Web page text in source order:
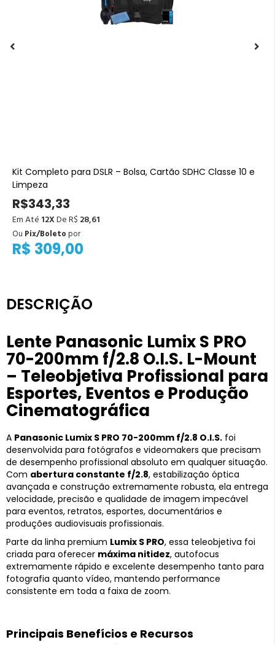
Kit Completo para DSLR – Bolsa, Cartão SDHC Classe 10 e
Limpeza
R$343,33
Em Até 12XDe R$ 28,61
R$ 309,00
Ou Pix/Boletopor
DESCRIÇÃO
Lente Panasonic Lumix S PRO
70-200mm f/2.8 O.I.S. L-Mount
– Teleobjetiva Profissional para
Esportes, Eventos e Produção
Cinematográfica
A Panasonic Lumix S PRO 70-200mm f/2.8 O.I.S. foi
desenvolvida para fotógrafos e videomakers que precisam
de desempenho profissional absoluto em qualquer situação.
Com abertura constante f/2.8, estabilização óptica
avançada e construção extremamente robusta, ela entrega
velocidade, precisão e qualidade de imagem impecável
para eventos, retratos, esportes, documentários e
produções audiovisuais profissionais.
Parte da linha premium Lumix S PRO, essa teleobjetiva foi
criada para oferecer máxima nitidez, autofocus
extremamente rápido e excelente desempenho tanto para
fotografia quanto vídeo, mantendo performance
consistente em toda a faixa de zoom.
Principais Benefícios e Recursos